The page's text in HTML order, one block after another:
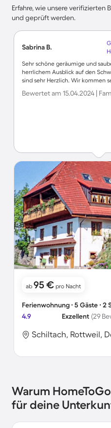
Erfahre, wie unsere
und geprüft werden.
Sabrina B.
Sehr schöne geräumige und
herrlichem Ausblick auf den
sind sehr Herzlich. Wir kommen
Bewertet am 15.04.2024 |
ab 95 € pro Nacht
Ferienwohnung ∙ 5 Gäste ∙ 2
4.9
Exzellent (29
Schiltach, Rottweil,
Warum
für deine